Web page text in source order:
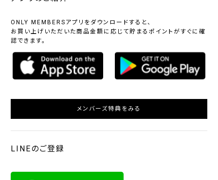
ONLY MEMBERSアプリをダウンロードすると、
お買い上げいただいた商品金額に応じて貯まるポイントがすぐに確
認できます。
メンバーズ特典をみる
LINEのご登録